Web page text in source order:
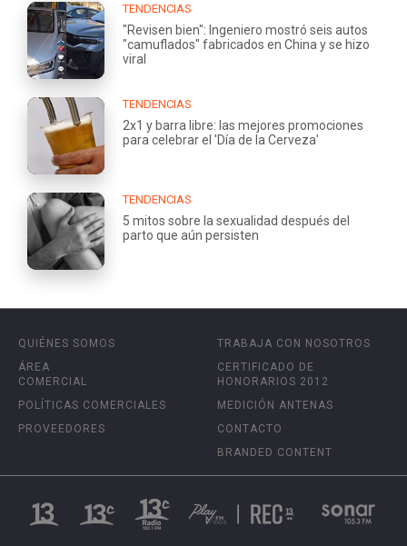
TENDENCIAS
"Revisen bien": Ingeniero mostró seis autos
"camuflados" fabricados en China y se hizo
viral
TENDENCIAS
2x1 y barra libre: las mejores promociones
para celebrar el 'Día de la Cerveza'
TENDENCIAS
5 mitos sobre la sexualidad después del
parto que aún persisten
QUIÉNES SOMOS
ÁREA
COMERCIAL
POLÍTICAS COMERCIALES
PROVEEDORES
TRABAJA CON NOSOTROS
CERTIFICADO DE
HONORARIOS 2012
MEDICIÓN ANTENAS
CONTACTO
BRANDED CONTENT